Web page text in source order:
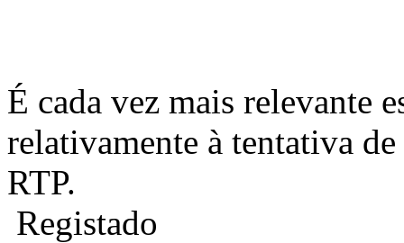
É cada vez mais relevante
relativamente à tentativa
RTP.
Registado